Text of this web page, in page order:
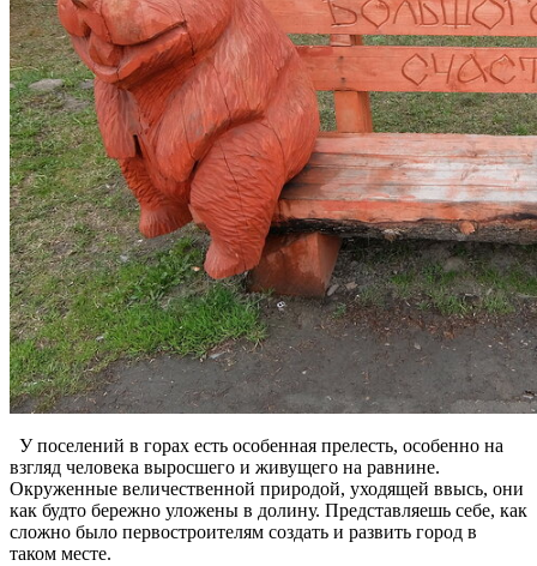
У поселений в горах есть особенная прелесть, особенно на
взгляд человека выросшего и живущего на равнине.
Окруженные величественной природой, уходящей ввысь, они
как будто бережно уложены в долину. Представляешь себе, как
сложно было первостроителям создать и развить город в
таком месте.